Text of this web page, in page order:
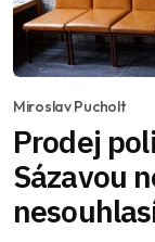
Miroslav Pucholt
Prodej
Sázavou